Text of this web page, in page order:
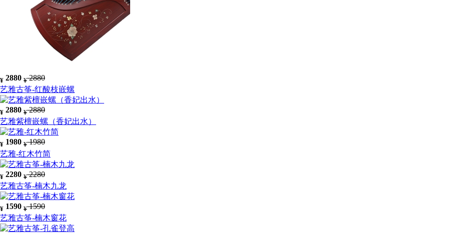
¥ 2880 ¥2880
艺雅古筝-红酸枝嵌螺
¥ 2880 ¥2880
艺雅紫檀嵌螺（香妃出水）
¥ 1980 ¥1980
艺雅-红木竹简
¥ 2280 ¥2280
艺雅古筝-楠木九龙
¥ 1590 ¥1590
艺雅古筝-楠木窗花